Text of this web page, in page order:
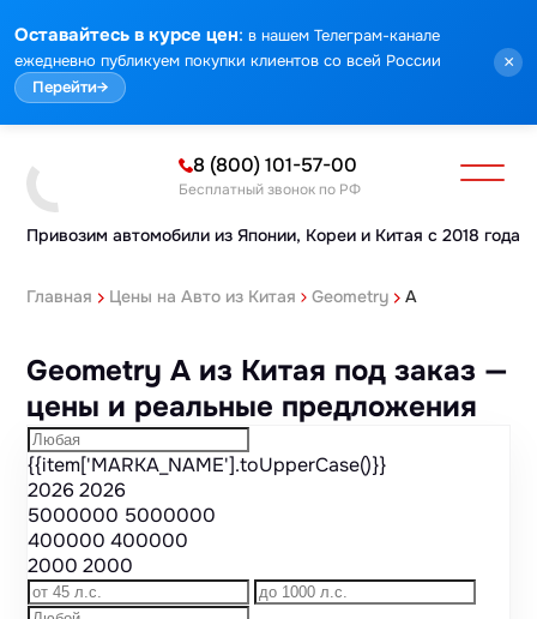
Оставайтесь в курсе цен: в нашем Телеграм-канале
ежедневно публикуем покупки клиентов со всей России
Перейти→
×
Привозим автомобили из Японии, Кореи и Китая с 2018 года
8 (800) 101-57-00
Бесплатный звонок по РФ
Главная Цены на Авто из Китая Geometry A
Geometry A из Китая под заказ —
цены и реальные предложения
{{item['MARKA_NAME'].toUpperCase()}}
20262026
5000000 5000000
400000400000
20002000